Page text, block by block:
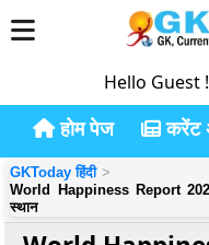
Hello Guest !
होम पेज करेंट
GKToday हिंदी
World Happiness Report
स्थान